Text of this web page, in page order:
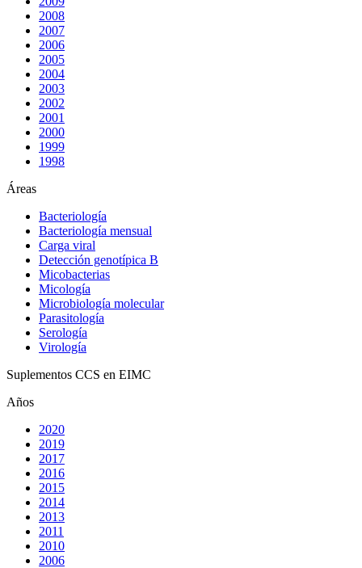
2008
2007
2006
2005
2004
2003
2002
2001
2000
1999
1998
Áreas
Bacteriología
Bacteriología mensual
Carga viral
Detección genotípica B
Micobacterias
Micología
Microbiología molecular
Parasitología
Serología
Virología
Suplementos CCS en EIMC
Años
2020
2019
2017
2016
2015
2014
2013
2011
2010
2006